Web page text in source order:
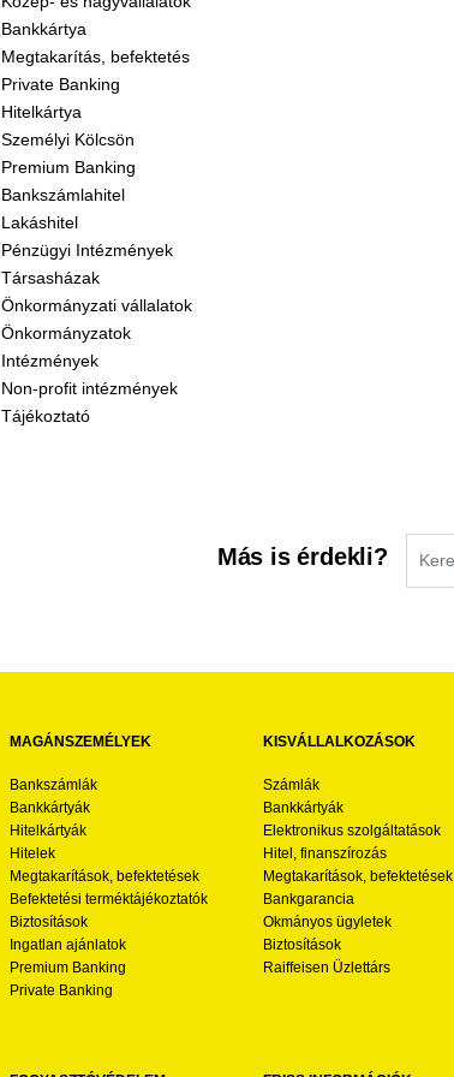
Bankkártya
Megtakarítás, befektetés
Private Banking
Hitelkártya
Személyi Kölcsön
Premium Banking
Bankszámlahitel
Lakáshitel
Pénzügyi Intézmények
Társasházak
Önkormányzati vállalatok
Önkormányzatok
Intézmények
Non-profit intézmények
Tájékoztató
Más is érdekli?
MAGÁNSZEMÉLYEK
Bankszámlák
Bankkártyák
Hitelkártyák
Hitelek
Megtakarítások, befektetések
Befektetési terméktájékoztatók
Biztosítások
Ingatlan ajánlatok
Premium Banking
Private Banking
KISVÁLLALKOZÁSOK
Számlák
Bankkártyák
Elektronikus szolgáltatások
Hitel, finanszírozás
Megtakarítások, befektetések
Bankgarancia
Okmányos ügyletek
Biztosítások
Raiffeisen Üzlettárs